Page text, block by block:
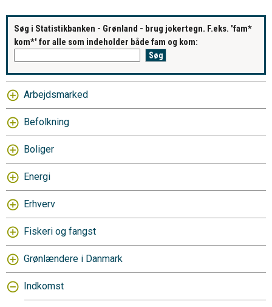
Søg i Statistikbanken - Grønland - brug jokertegn. F.eks. 'fam*
kom*' for alle som indeholder både fam og kom:
Arbejdsmarked
Befolkning
Boliger
Energi
Erhverv
Fiskeri og fangst
Grønlændere i Danmark
Indkomst